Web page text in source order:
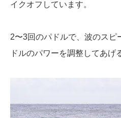
イクオフしています。
2〜3回のパドルで、波のスピ
ドルのパワーを調整してあげ